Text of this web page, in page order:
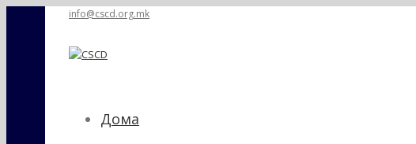
info@cscd.org.mk
Дома